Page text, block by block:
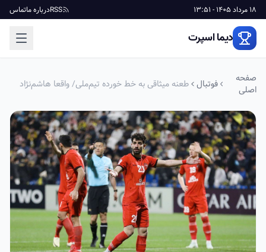
18 مرداد 1405 - 13:51 RSSدرباره ماتماس
دیما اسپرت
صفحه
اصلی
فوتبال طعنه میثاقی به خط خورده تیم‌ملی/ واقعا هاشم‌نژاد